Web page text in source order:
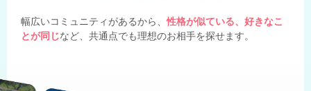
幅広いコミュニティがあるから、性格が似ている、好きなこ
とが同じなど、共通点でも理想のお相手を探せます。